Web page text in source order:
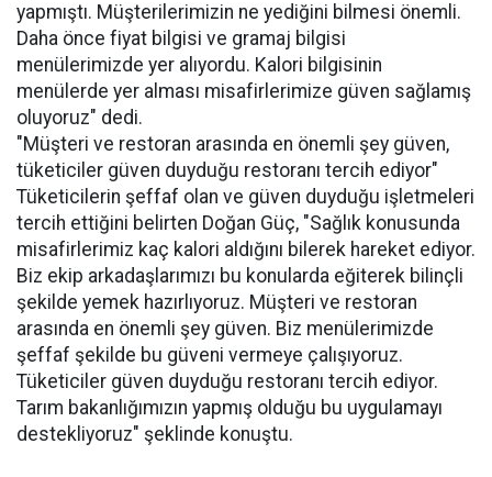
yapmıştı. Müşterilerimizin ne yediğini bilmesi önemli.
Daha önce fiyat bilgisi ve gramaj bilgisi
menülerimizde yer alıyordu. Kalori bilgisinin
menülerde yer alması misafirlerimize güven sağlamış
oluyoruz" dedi.
"Müşteri ve restoran arasında en önemli şey güven,
tüketiciler güven duyduğu restoranı tercih ediyor"
Tüketicilerin şeffaf olan ve güven duyduğu işletmeleri
tercih ettiğini belirten Doğan Güç, "Sağlık konusunda
misafirlerimiz kaç kalori aldığını bilerek hareket ediyor.
Biz ekip arkadaşlarımızı bu konularda eğiterek bilinçli
şekilde yemek hazırlıyoruz. Müşteri ve restoran
arasında en önemli şey güven. Biz menülerimizde
şeffaf şekilde bu güveni vermeye çalışıyoruz.
Tüketiciler güven duyduğu restoranı tercih ediyor.
Tarım bakanlığımızın yapmış olduğu bu uygulamayı
destekliyoruz" şeklinde konuştu.